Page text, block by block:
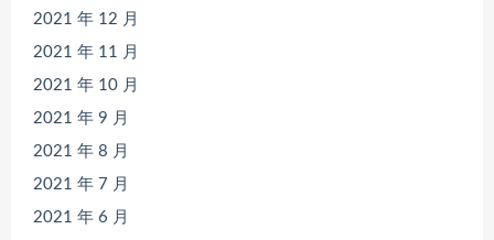
2021 年 12 月
2021 年 11 月
2021 年 10 月
2021 年 9 月
2021 年 8 月
2021 年 7 月
2021 年 6 月